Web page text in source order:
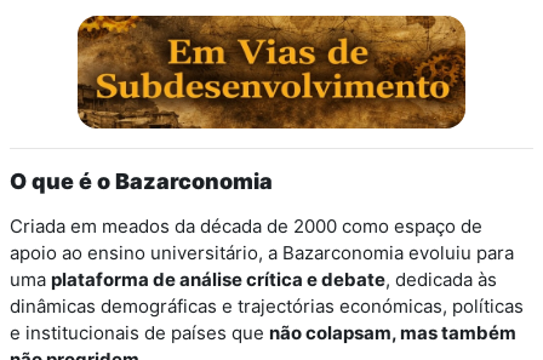
O que é o Bazarconomia
Criada em meados da década de 2000 como espaço de
apoio ao ensino universitário, a Bazarconomia evoluiu para
uma plataforma de análise crítica e debate, dedicada às
dinâmicas demográficas e trajectórias económicas, políticas
e institucionais de países que não colapsam, mas também